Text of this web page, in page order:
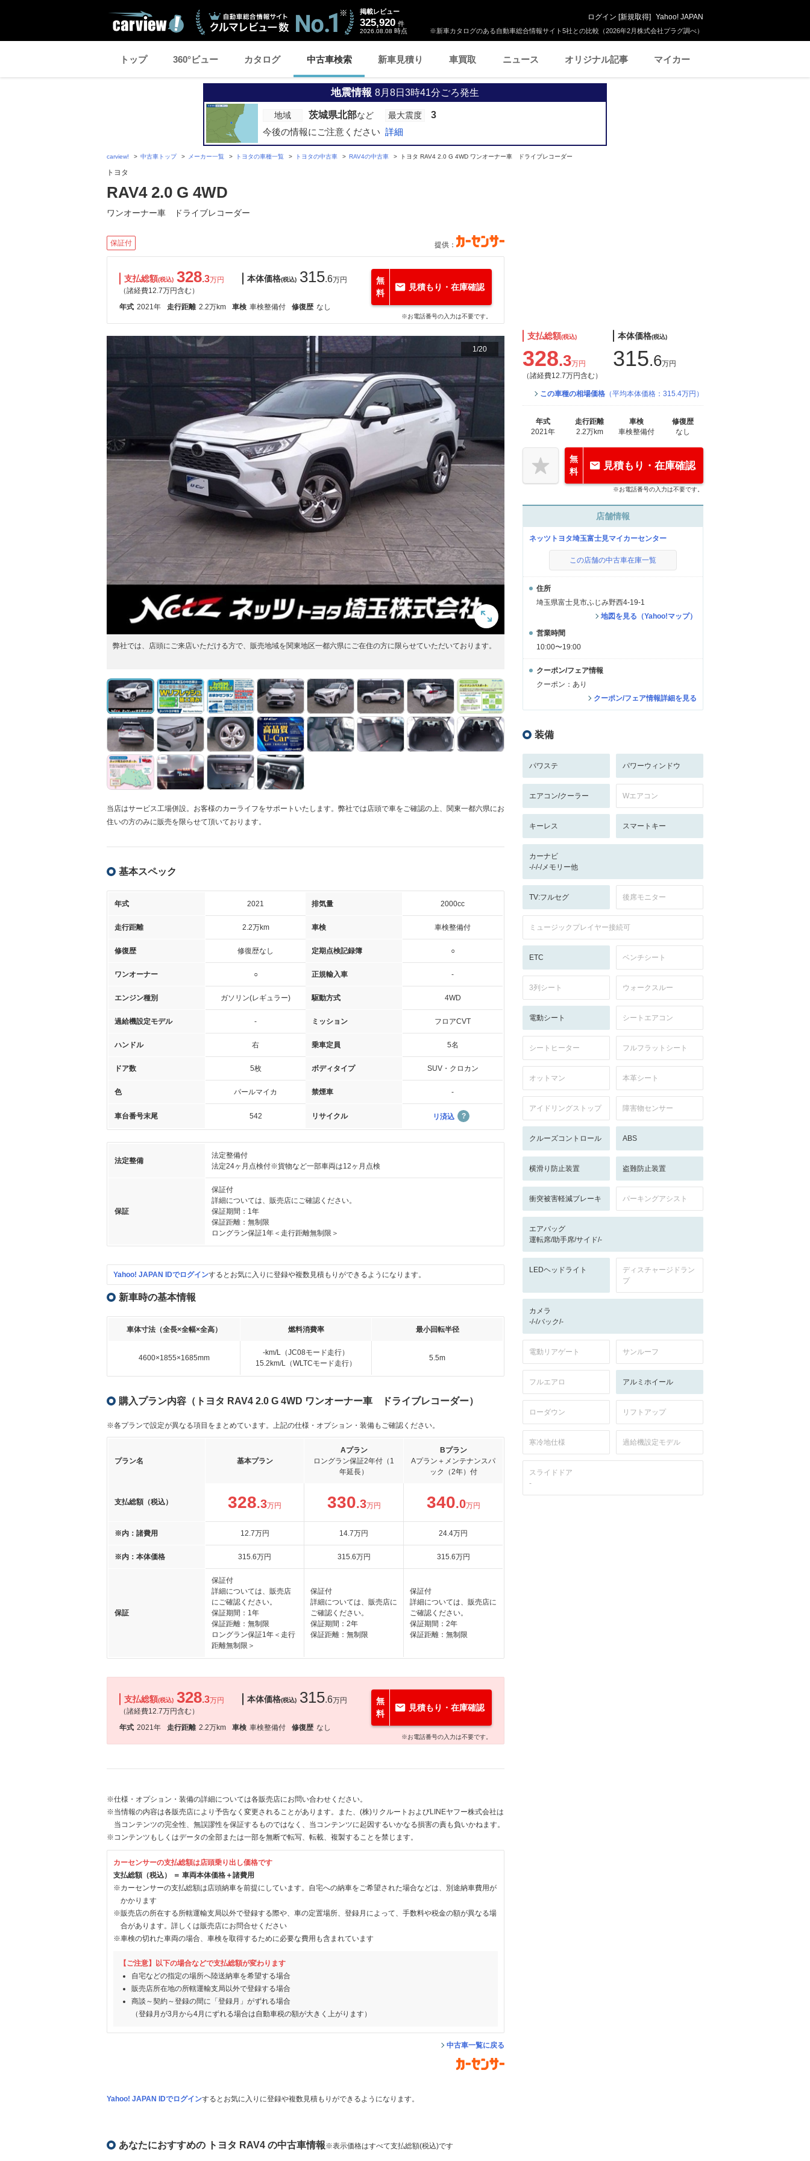
※新車カタログのある自動車総合情報サイト5社との比較（2026年2月株式会社プラグ調べ）
掲載レビュー
325,920 件
2026.08.08 時点
ログイン [新規取得] Yahoo! JAPAN
トップ 360°ビュー カタログ 中古車検索 新車見積り 車買取 ニュース オリジナル記事 マイカー
地震情報 8月8日3時41分ごろ発生
地域 茨城県北部など 最大震度
3
今後の情報にご注意ください 詳細
carview! 中古車トップ メーカー一覧 トヨタの車種一覧 トヨタの中古車 RAV4の中古車 トヨタ RAV4 2.0 G 4WD ワンオーナー車 ドライブレコーダー
トヨタ
RAV4 2.0 G 4WD
ワンオーナー車 ドライブレコーダー
保証付 提供：
支払総額(税込) 328.3万円
（諸経費12.7万円含む）
本体価格(税込) 315.6万円
年式 2021年 走行距離 2.2万km 車検 車検整備付 修復歴 なし
無
料
見積もり・在庫確認
※お電話番号の入力は不要です。
1/20
弊社では、店頭にご来店いただける方で、販売地域を関東地区一都六県にご在住の方に限らせていただいております。
当店はサービス工場併設。お客様のカーライフをサポートいたします。弊社では店頭で車をご確認の上、関東一都六県にお
住いの方のみに販売を限らせて頂いております。
基本スペック
年式 2021 排気量 2000cc
走行距離 2.2万km 車検 車検整備付
修復歴 修復歴なし 定期点検記録簿 ○
ワンオーナー ○ 正規輸入車 -
エンジン種別 ガソリン(レギュラー) 駆動方式 4WD
過給機設定モデル - ミッション フロアCVT
ハンドル 右 乗車定員 5名
ドア数 5枚 ボディタイプ SUV・クロカン
色 パールマイカ 禁煙車 -
車台番号末尾 542 リサイクル リ済込
法定整備
法定整備付
法定24ヶ月点検付※貨物など一部車両は12ヶ月点検
保証
保証付
詳細については、販売店にご確認ください。
保証期間：1年
保証距離：無制限
ロングラン保証1年＜走行距離無制限＞
Yahoo! JAPAN IDでログインするとお気に入りに登録や複数見積もりができるようになります。
新車時の基本情報
車体寸法（全長×全幅×全高） 燃料消費率 最小回転半径
4600×1855×1685mm
-km/L（JC08モード走行）
15.2km/L（WLTCモード走行）
5.5m
購入プラン内容（トヨタ RAV4 2.0 G 4WD ワンオーナー車 ドライブレコーダー）
※各プランで設定が異なる項目をまとめています。上記の仕様・オプション・装備もご確認ください。
プラン名 基本プラン
Aプラン
ロングラン保証2年付（1
年延長）
Bプラン
Aプラン＋メンテナンスパ
ック（2年）付
支払総額（税込） 328.3万円 330.3万円 340.0万円
※内：諸費用 12.7万円 14.7万円 24.4万円
※内：本体価格 315.6万円 315.6万円 315.6万円
保証
保証付
詳細については、販売店
にご確認ください。
保証期間：1年
保証距離：無制限
ロングラン保証1年＜走行
距離無制限＞
保証付
詳細については、販売店に
ご確認ください。
保証期間：2年
保証距離：無制限
保証付
詳細については、販売店に
ご確認ください。
保証期間：2年
保証距離：無制限
支払総額(税込) 328.3万円
（諸経費12.7万円含む）
本体価格(税込) 315.6万円
年式 2021年 走行距離 2.2万km 車検 車検整備付 修復歴 なし
無
料
見積もり・在庫確認
※お電話番号の入力は不要です。
※仕様・オプション・装備の詳細については各販売店にお問い合わせください。
※当情報の内容は各販売店により予告なく変更されることがあります。また、(株)リクルートおよびLINEヤフー株式会社は
当コンテンツの完全性、無誤謬性を保証するものではなく、当コンテンツに起因するいかなる損害の責も負いかねます。
※コンテンツもしくはデータの全部または一部を無断で転写、転載、複製することを禁じます。
カーセンサーの支払総額は店頭乗り出し価格です
支払総額（税込） ＝ 車両本体価格＋諸費用
※カーセンサーの支払総額は店頭納車を前提にしています。自宅への納車をご希望された場合などは、別途納車費用が
かかります
※販売店の所在する所轄運輸支局以外で登録する際や、車の定置場所、登録月によって、手数料や税金の額が異なる場
合があります。詳しくは販売店にお問合せください
※車検の切れた車両の場合、車検を取得するために必要な費用も含まれています
【ご注意】以下の場合などで支払総額が変わります
自宅などの指定の場所へ陸送納車を希望する場合
販売店所在地の所轄運輸支局以外で登録する場合
商談～契約～登録の間に「登録月」がずれる場合
（登録月が3月から4月にずれる場合は自動車税の額が大きく上がります）
中古車一覧に戻る
Yahoo! JAPAN IDでログインするとお気に入りに登録や複数見積もりができるようになります。
支払総額(税込)
328.3万円
（諸経費12.7万円含む）
本体価格(税込)
315.6万円
この車種の相場価格 （平均本体価格：315.4万円）
年式
2021年
走行距離
2.2万km
車検
車検整備付
修復歴
なし
無
料
見積もり・在庫確認
※お電話番号の入力は不要です。
店舗情報
ネッツトヨタ埼玉富士見マイカーセンター
この店舗の中古車在庫一覧
住所
埼玉県富士見市ふじみ野西4-19-1
地図を見る（Yahoo!マップ）
営業時間
10:00〜19:00
クーポン/フェア情報
クーポン：あり
クーポン/フェア情報詳細を見る
装備
パワステ パワーウィンドウ
エアコン/クーラー Wエアコン
キーレス スマートキー
カーナビ
-/-/-/メモリー他
TV:フルセグ 後席モニター
ミュージックプレイヤー接続可
ETC ベンチシート
3列シート ウォークスルー
電動シート シートエアコン
シートヒーター フルフラットシート
オットマン 本革シート
アイドリングストップ 障害物センサー
クルーズコントロール ABS
横滑り防止装置 盗難防止装置
衝突被害軽減ブレーキ パーキングアシスト
エアバッグ
運転席/助手席/サイド/-
LEDヘッドライト
ディスチャージドラン
プ
カメラ
-/-/バック/-
電動リアゲート サンルーフ
フルエアロ アルミホイール
ローダウン リフトアップ
寒冷地仕様 過給機設定モデル
スライドドア
-
あなたにおすすめの トヨタ RAV4 の中古車情報※表示価格はすべて支払総額(税込)です